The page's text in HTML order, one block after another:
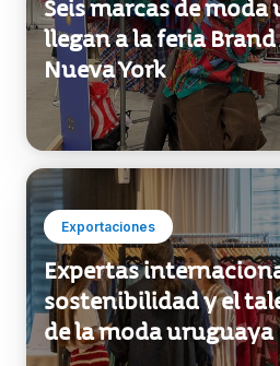
Exportaciones
Seis marcas de moda
llegan a la feria
Nueva York
Exportaciones